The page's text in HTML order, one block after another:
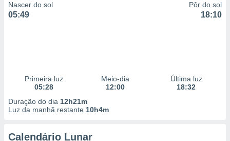
Nascer do sol
05:49
Pôr do sol
18:10
Primeira luz
05:28
Meio-dia
12:00
Última luz
18:32
Duração do dia 12h21m
Luz da manhã restante 10h4m
Calendário Lunar